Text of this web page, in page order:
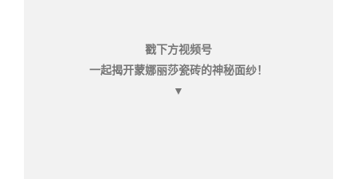
戳下方视频号
一起揭开蒙娜丽莎瓷砖的神秘面纱！
▼